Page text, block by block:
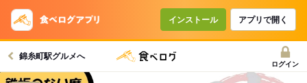
インストール アプリで開く
錦糸町駅グルメへ
ログイン
コースで使えるクーポン
戻る
クーポンを利用せず予約する